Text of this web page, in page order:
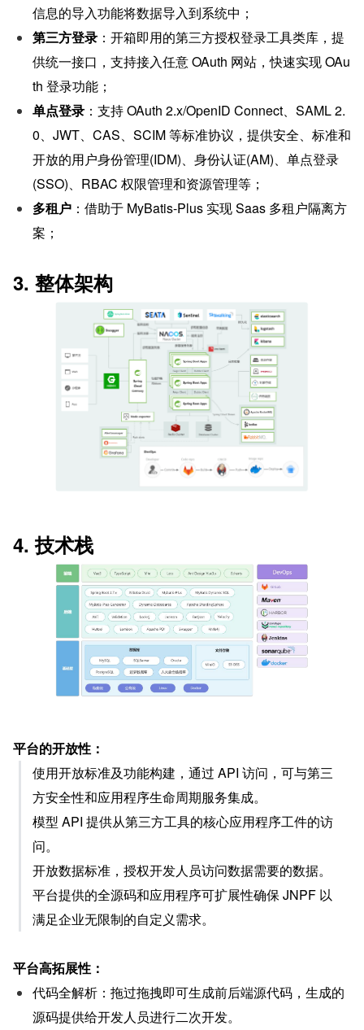
信息的导入功能将数据导入到系统中；
第三方登录 ：开箱即用的第三方授权登录工具类库，提
供统一接口，支持接入任意 OAuth 网站，快速实现 OAu
th 登录功能；
单点登录 ：支持 OAuth 2.x/OpenID Connect、SAML 2.
0、JWT、CAS、SCIM 等标准协议，提供安全、标准和
开放的用户身份管理(IDM)、身份认证(AM)、单点登录
(SSO)、RBAC 权限管理和资源管理等；
多租户 ：借助于 MyBatis-Plus 实现 Saas 多租户隔离方
案；
3. 整体架构
4. 技术栈
平台的开放性：
使用开放标准及功能构建，通过 API 访问，可与第三
方安全性和应用程序生命周期服务集成。
模型 API 提供从第三方工具的核心应用程序工件的访
问。
开放数据标准，授权开发人员访问数据需要的数据。
平台提供的全源码和应用程序可扩展性确保 JNPF 以
满足企业无限制的自定义需求。
平台高拓展性：
代码全解析：拖过拖拽即可生成前后端源代码，生成的
源码提供给开发人员进行二次开发。